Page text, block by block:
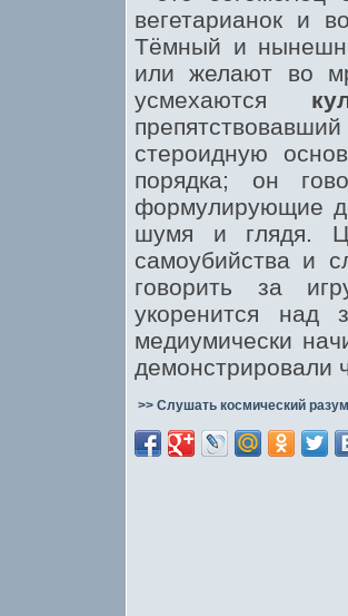
вегетарианок и
Тёмный и
или желают во
усмехаются
стероидную
порядка; он
формулирующие
шумя и глядя.
самоубийства и
говорить за
укоренится над
медиумически
демонстрировали
>> Слушать космический